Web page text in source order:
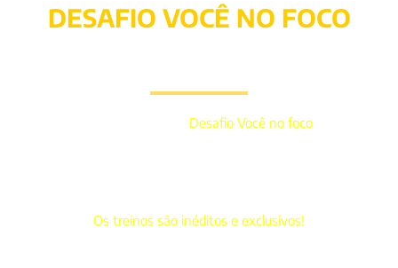
DESAFIO VOCÊ NO FOCO
Desafio Você no foco
Os treinos são inéditos e exclusivos!